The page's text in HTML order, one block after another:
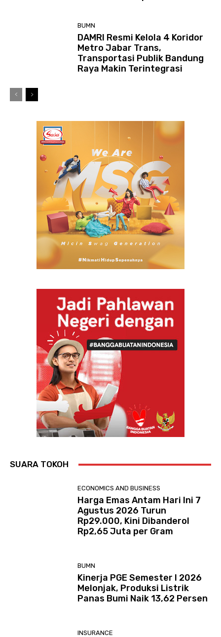
BUMN
DAMRI Resmi Kelola 4 Koridor
Metro Jabar Trans,
Transportasi Publik Bandung
Raya Makin Terintegrasi
SUARA TOKOH
ECONOMICS AND BUSINESS
Harga Emas Antam Hari Ini 7
Agustus 2026 Turun
Rp29.000, Kini Dibanderol
Rp2,65 Juta per Gram
BUMN
Kinerja PGE Semester I 2026
Melonjak, Produksi Listrik
Panas Bumi Naik 13,62 Persen
INSURANCE